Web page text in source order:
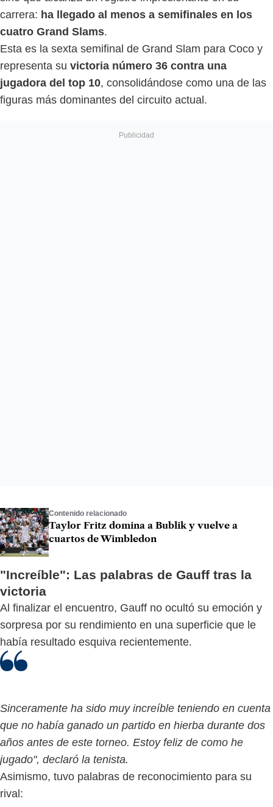
carrera: ha llegado al menos a semifinales en los
cuatro Grand Slams.
Esta es la sexta semifinal de Grand Slam para Coco y
representa su victoria número 36 contra una
jugadora del top 10, consolidándose como una de las
figuras más dominantes del circuito actual.
Contenido relacionado
Taylor Fritz domina a Bublik y vuelve a
cuartos de Wimbledon
"Increíble": Las palabras de Gauff tras la
victoria
Al finalizar el encuentro, Gauff no ocultó su emoción y
sorpresa por su rendimiento en una superficie que le
había resultado esquiva recientemente.
Sinceramente ha sido muy increíble teniendo en cuenta
que no había ganado un partido en hierba durante dos
años antes de este torneo. Estoy feliz de como he
jugado", declaró la tenista.
Asimismo, tuvo palabras de reconocimiento para su
rival: